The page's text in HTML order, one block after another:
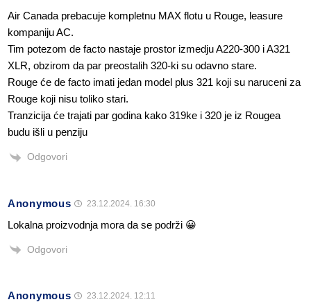
Air Canada prebacuje kompletnu MAX flotu u Rouge, leasure
kompaniju AC.
Tim potezom de facto nastaje prostor izmedju A220-300 i A321
XLR, obzirom da par preostalih 320-ki su odavno stare.
Rouge će de facto imati jedan model plus 321 koji su naruceni za
Rouge koji nisu toliko stari.
Tranzicija će trajati par godina kako 319ke i 320 je iz Rougea
budu išli u penziju
Odgovori
Anonymous 23.12.2024. 16:30
Lokalna proizvodnja mora da se podrži 😀
Odgovori
Anonymous 23.12.2024. 12:11